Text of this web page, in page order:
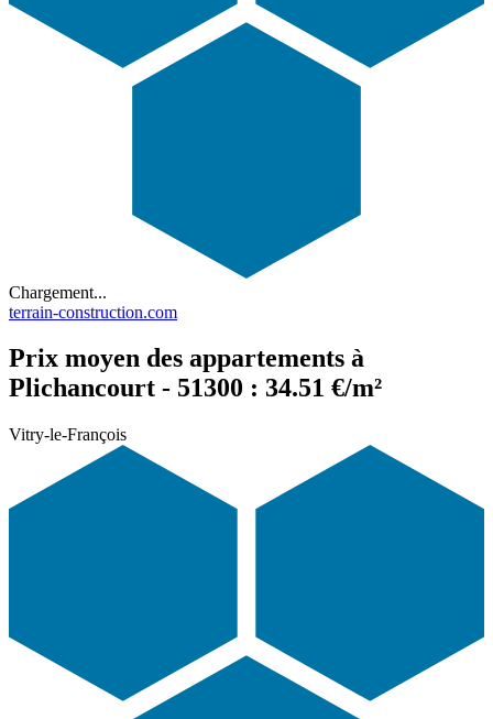
Chargement...
terrain-construction.com
Prix moyen des appartements à
Plichancourt - 51300 : 34.51 €/m²
Vitry-le-François